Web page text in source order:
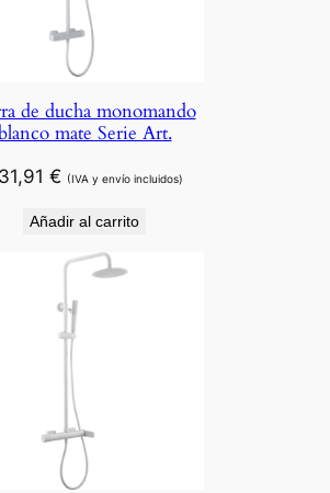
de ducha monomando
mate Serie Art.
€ (IVA y envío incluidos)
Añadir al carrito